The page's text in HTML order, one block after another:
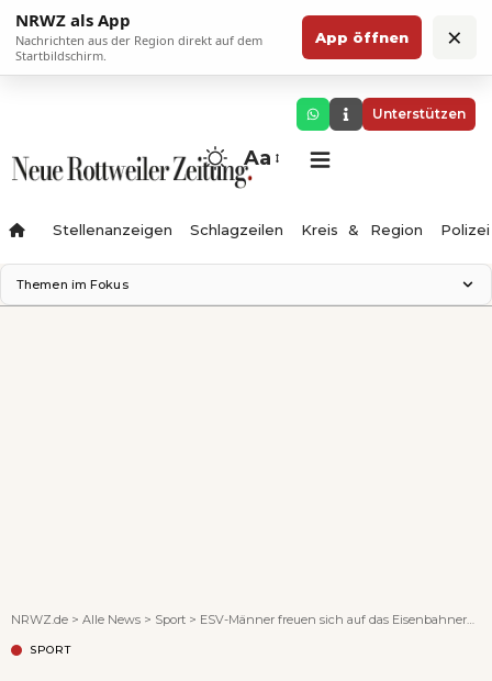
NRWZ als App
Nachrichten aus der Region direkt auf dem
Startbildschirm.
App öffnen ×
Unterstützen
Aa
Stellenanzeigen Schlagzeilen Kreis & Region Polizei
Themen im Fokus
NRWZ.de > Alle News > Sport > ESV-Männer freuen sich auf das Eisenbahnerderby
SPORT